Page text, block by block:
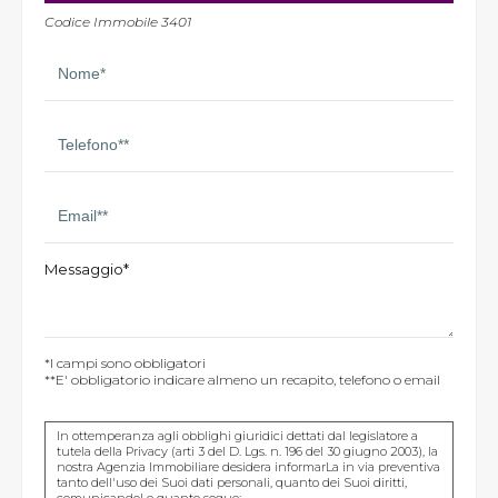
Codice Immobile 3401
Messaggio*
*I campi sono obbligatori
**E' obbligatorio indicare almeno un recapito, telefono o email
In ottemperanza agli obblighi giuridici dettati dal legislatore a
tutela della Privacy (arti 3 del D. Lgs. n. 196 del 30 giugno 2003), la
nostra Agenzia Immobiliare desidera informarLa in via preventiva
tanto dell'uso dei Suoi dati personali, quanto dei Suoi diritti,